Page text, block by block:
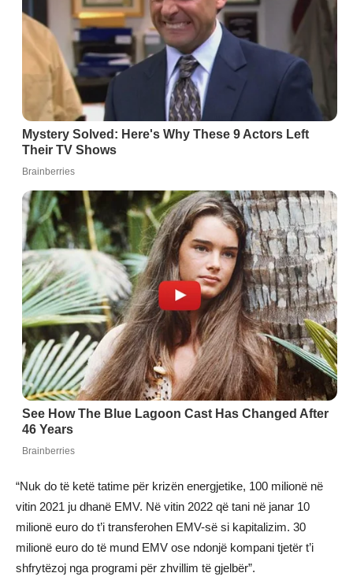
“Nuk do të ketë tatime për krizën energjetike, 100 milionë në
vitin 2021 ju dhanë EMV. Në vitin 2022 që tani në janar 10
milionë euro do t’i transferohen EMV-së si kapitalizim. 30
milionë euro do të mund EMV ose ndonjë kompani tjetër t’i
shfrytëzoj nga programi për zhvillim të gjelbër”.